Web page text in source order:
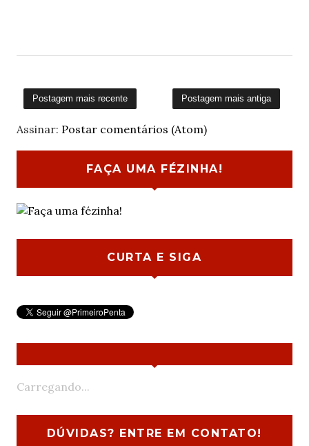
Postagem mais recente Postagem mais antiga
Assinar: Postar comentários (Atom)
FAÇA UMA FÉZINHA!
CURTA E SIGA
Carregando...
DÚVIDAS? ENTRE EM CONTATO!